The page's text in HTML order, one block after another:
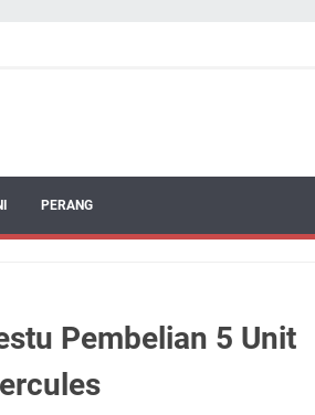
PERANG
Pembelian 5 Unit